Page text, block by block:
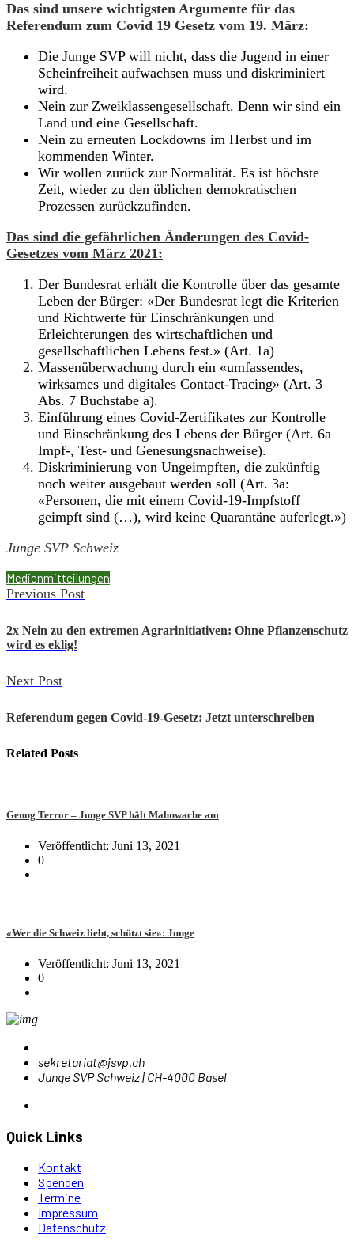
Das sind unsere wichtigsten Argumente für das
Referendum zum Covid 19 Gesetz vom 19. März:
Die Junge SVP will nicht, dass die Jugend in einer
Scheinfreiheit aufwachsen muss und diskriminiert
wird.
Nein zur Zweiklassengesellschaft. Denn wir sind ein
Land und eine Gesellschaft.
Nein zu erneuten Lockdowns im Herbst und im
kommenden Winter.
Wir wollen zurück zur Normalität. Es ist höchste
Zeit, wieder zu den üblichen demokratischen
Prozessen zurückzufinden.
Das sind die gefährlichen Änderungen des Covid-
Gesetzes vom März 2021:
Der Bundesrat erhält die Kontrolle über das gesamte
Leben der Bürger: «Der Bundesrat legt die Kriterien
und Richtwerte für Einschränkungen und
Erleichterungen des wirtschaftlichen und
gesellschaftlichen Lebens fest.» (Art. 1a)
Massenüberwachung durch ein «umfassendes,
wirksames und digitales Contact-Tracing» (Art. 3
Abs. 7 Buchstabe a).
Einführung eines Covid-Zertifikates zur Kontrolle
und Einschränkung des Lebens der Bürger (Art. 6a
Impf-, Test- und Genesungsnachweise).
Diskriminierung von Ungeimpften, die zukünftig
noch weiter ausgebaut werden soll (Art. 3a:
«Personen, die mit einem Covid-19-Impfstoff
geimpft sind (…), wird keine Quarantäne auferlegt.»)
Junge SVP Schweiz
Medienmitteilungen
Previous Post
2x Nein zu den extremen Agrarinitiativen: Ohne Pflanzenschutz
wird es eklig!
Next Post
Referendum gegen Covid-19-Gesetz: Jetzt unterschreiben
Related Posts
Genug Terror – Junge SVP hält Mahnwache am
Veröffentlicht: Juni 13, 2021
0
«Wer die Schweiz liebt, schützt sie»: Junge
Veröffentlicht: Juni 13, 2021
0
sekretariat@jsvp.ch
Junge SVP Schweiz | CH-4000 Basel
Quick Links
Kontakt
Spenden
Termine
Impressum
Datenschutz